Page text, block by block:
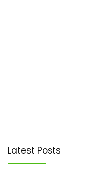
Latest Posts